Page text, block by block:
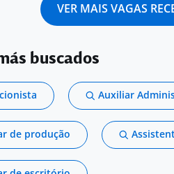
VER MAIS VAGAS
buscados
Auxiliar
de produção